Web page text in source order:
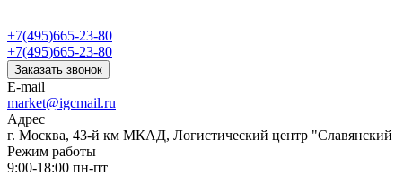
+7(495)665-23-80
+7(495)665-23-80
Заказать звонок
E-mail
market@igcmail.ru
Адрес
г. Москва, 43-й км МКАД, Логистический центр
Режим работы
9:00-18:00 пн-пт